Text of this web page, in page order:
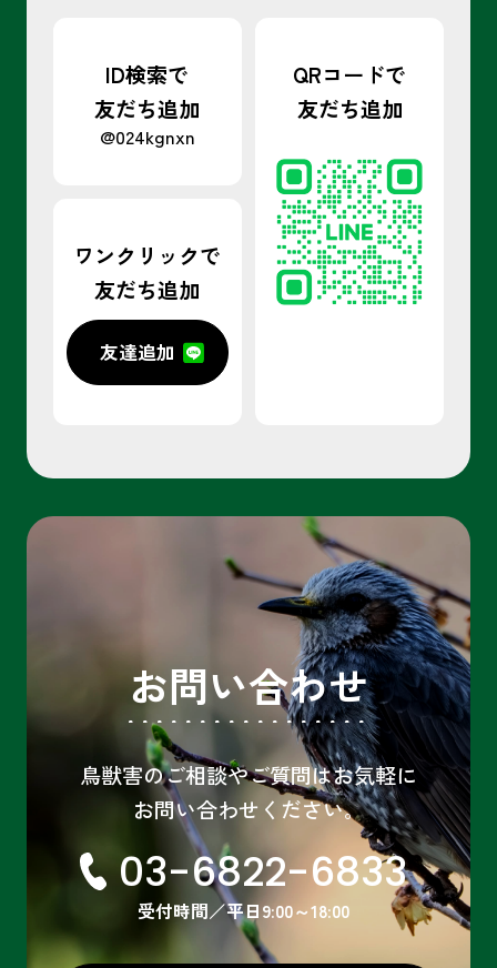
ID検索で
友だち追加
@024kgnxn
ワンクリックで
友だち追加
友達追加
QRコードで
友だち追加
お問い合わせ
鳥獣害のご相談やご質問はお気軽に
お問い合わせください。
03-6822-6833
受付時間／平日9:00～18:00